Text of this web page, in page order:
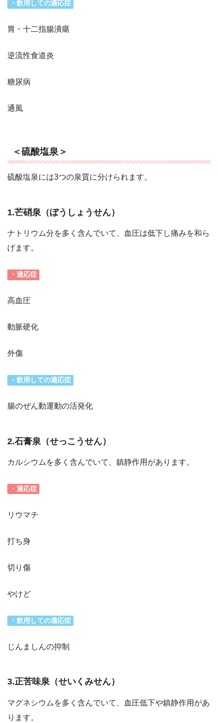
・飲用しての適応症
胃・十二指腸潰瘍
逆流性食道炎
糖尿病
通風
＜硫酸塩泉＞
硫酸塩泉には3つの泉質に分けられます。
1.芒硝泉（ぼうしょうせん）
ナトリウム分を多く含んでいて、血圧は低下し痛みを和ら
げます。
・適応症
高血圧
動脈硬化
外傷
・飲用しての適応症
腸のぜん動運動の活発化
2.石膏泉（せっこうせん）
カルシウムを多く含んでいて、鎮静作用があります。
・適応症
リウマチ
打ち身
切り傷
やけど
・飲用しての適応症
じんましんの抑制
3.正苦味泉（せいくみせん）
マグネシウムを多く含んでいて、血圧低下や鎮静作用があ
ります。